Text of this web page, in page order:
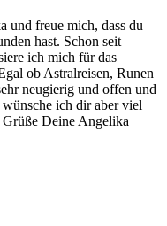
und freue mich, dass du
hast. Schon seit
ich mich für das
ob Astralreisen, Runen
neugierig und offen und
ich dir aber viel
Deine Angelika